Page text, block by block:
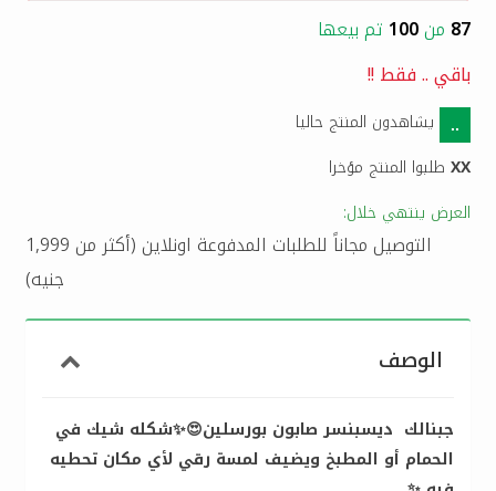
87 من100 تم بيعها
باقي..فقط !!
..
يشاهدون المنتج حاليا
XX طلبوا المنتج مؤخرا
العرض ينتهي خلال:
التوصيل مجاناً للطلبات المدفوعة اونلاين (أكثر من 1,999
جنيه)
الوصف
جبنالك ديسبنسر صابون بورسلين😍✨شكله شيك في
الحمام أو المطبخ ويضيف لمسة رقي لأي مكان تحطيه